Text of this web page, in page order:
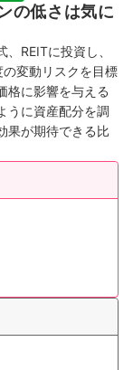
の低さは気に
REITに投資し、
変動リスクを目標
格に影響を与える
うに資産配分を調
果が期待できる比